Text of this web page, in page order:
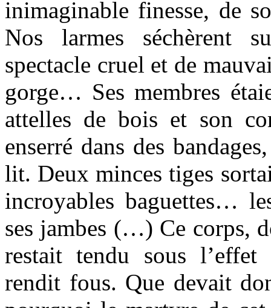
inimaginable finesse, de
Nos larmes séchèrent
spectacle cruel et de
gorge… Ses membres
attelles de bois et son
enserré dans des
lit. Deux minces tiges
incroyables baguettes…
ses jambes (…) Ce corps,
restait tendu sous
rendit fous. Que devait